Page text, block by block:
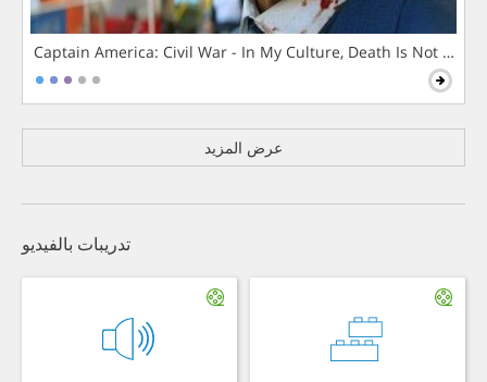
Captain America: Civil War - In My Culture, Death Is Not The
عرض المزيد
تدريبات بالفيديو